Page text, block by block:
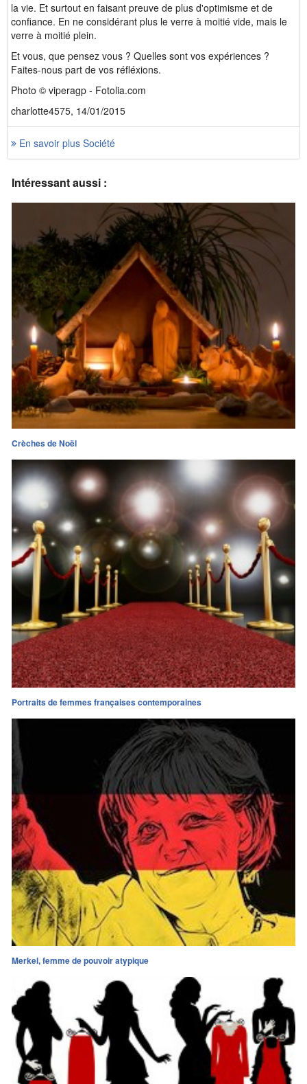
la vie. Et surtout en faisant preuve de plus d'optimisme et de
confiance. En ne considérant plus le verre à moitié vide, mais le
verre à moitié plein.
Et vous, que pensez vous ? Quelles sont vos expériences ?
Faites-nous part de vos réfléxions.
Photo © viperagp - Fotolia.com
charlotte4575, 14/01/2015
En savoir plus Société
Intéressant aussi :
Crèches de Noël
Portraits de femmes françaises contemporaines
Merkel, femme de pouvoir atypique